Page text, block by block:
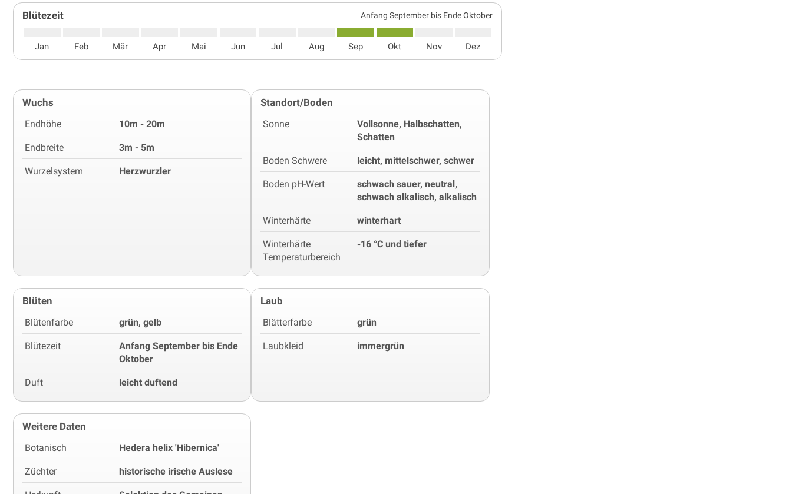
Blütezeit Anfang September bis Ende Oktober
Jan Feb Mär Apr Mai Jun Jul Aug Sep Okt Nov Dez
Wuchs
Endhöhe 10m - 20m
Endbreite 3m - 5m
Wurzelsystem Herzwurzler
Standort/Boden
Sonne
Vollsonne, Halbschatten,
Schatten
Boden Schwere leicht, mittelschwer, schwer
Boden pH-Wert
schwach sauer, neutral,
schwach alkalisch, alkalisch
Winterhärte winterhart
Winterhärte
Temperaturbereich
-16 °C und tiefer
Blüten
Blütenfarbe grün, gelb
Blütezeit
Anfang September bis Ende
Oktober
Duft leicht duftend
Laub
Blätterfarbe grün
Laubkleid immergrün
Weitere Daten
Botanisch Hedera helix 'Hibernica'
Züchter historische irische Auslese